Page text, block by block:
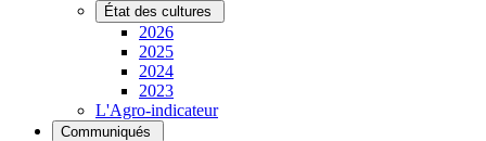
État des cultures
2026
2025
2024
2023
L'Agro-indicateur
Communiqués